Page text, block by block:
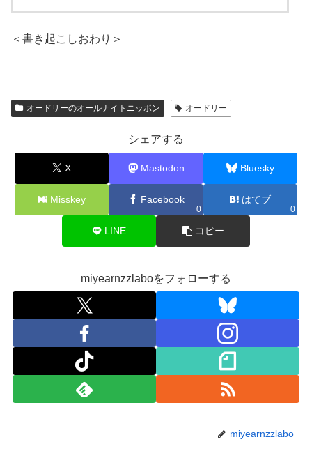
＜書き起こしおわり＞
オードリーのオールナイトニッポン オードリー
シェアする
X Mastodon Bluesky
Misskey Facebook
0
はてブ
0
LINE コピー
miyearnzzlaboをフォローする
miyearnzzlabo